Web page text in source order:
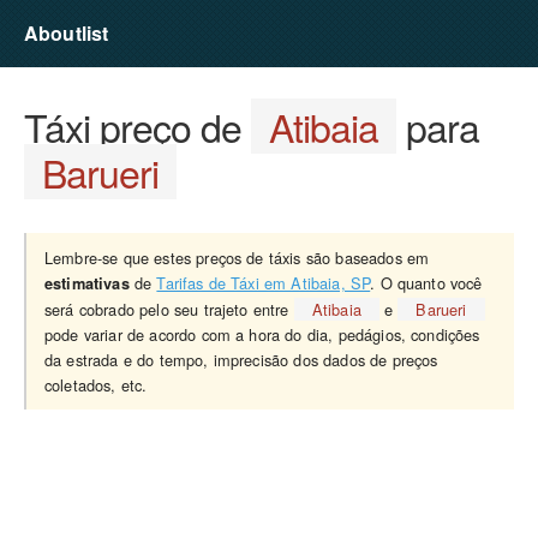
Aboutlist
Táxi preço de Atibaia para
Barueri
Lembre-se que estes preços de táxis são baseados em
estimativasdeTarifas de Táxi em Atibaia, SP. O quanto você
será cobrado pelo seu trajeto entre
Atibaia e
Barueri
pode variar de acordo com a hora do dia, pedágios, condições
da estrada e do tempo, imprecisão dos dados de preços
coletados, etc.